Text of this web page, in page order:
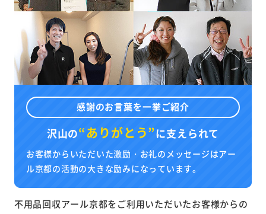
感謝のお言葉を一挙ご紹介
沢山の“ありがとう”に支えられて
お客様からいただいた激励・お礼のメッセージはアー
ル京都の活動の大きな励みになっています。
不用品回収アール京都をご利用いただいたお客様からの